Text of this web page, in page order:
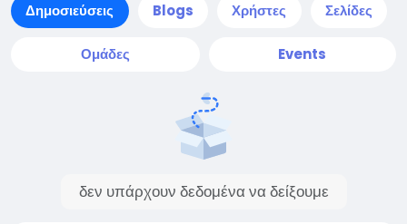
Δημοσιεύσεις Blogs Χρήστες Σελίδες
Ομάδες Events
δεν υπάρχουν δεδομένα να δείξουμε